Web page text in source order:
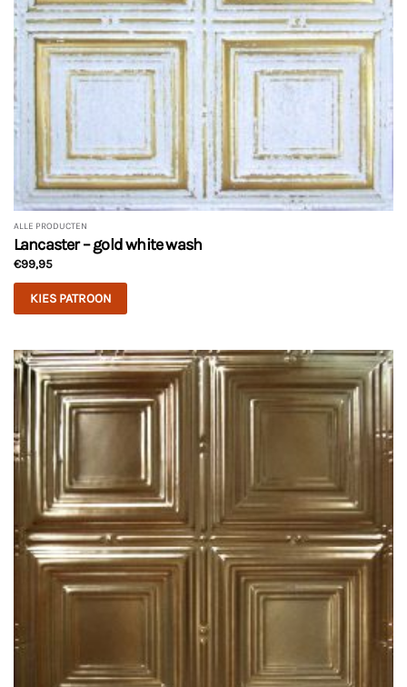
ALLE PRODUCTEN
Lancaster – gold white wash
€99,95
KIES PATROON